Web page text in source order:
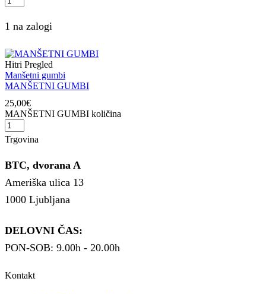
1 na zalogi
Hitri Pregled
Manšetni gumbi
MANŠETNI GUMBI
25,00€
MANŠETNI GUMBI količina
Trgovina
BTC, dvorana A
Ameriška ulica 13
1000 Ljubljana
DELOVNI ČAS:
PON-SOB: 9.00h - 20.00h
Kontakt